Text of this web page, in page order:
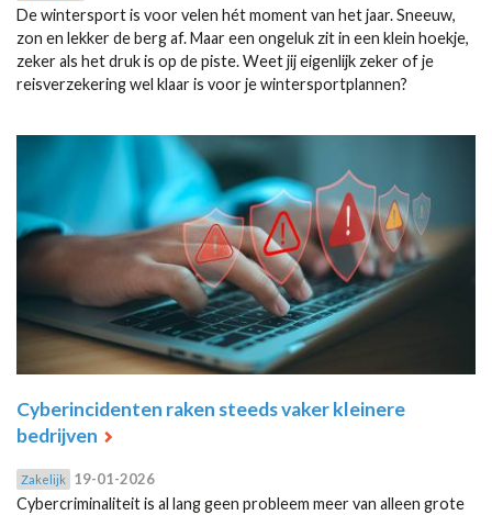
De wintersport is voor velen hét moment van het jaar. Sneeuw,
zon en lekker de berg af. Maar een ongeluk zit in een klein hoekje,
zeker als het druk is op de piste. Weet jij eigenlijk zeker of je
reisverzekering wel klaar is voor je wintersportplannen?
Cyberincidenten raken steeds vaker kleinere
bedrijven
Zakelijk 19-01-2026
Cybercriminaliteit is al lang geen probleem meer van alleen grote